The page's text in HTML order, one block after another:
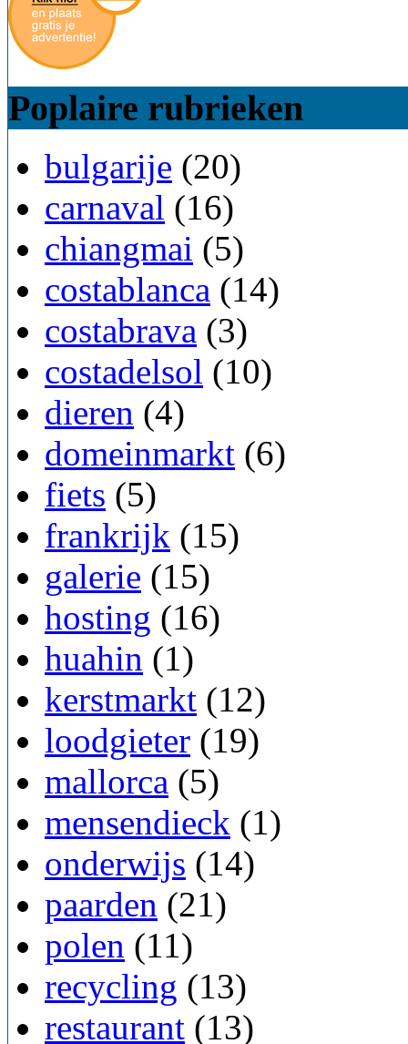
Poplaire rubrieken
bulgarije (20)
carnaval (16)
chiangmai (5)
costablanca (14)
costabrava (3)
costadelsol (10)
dieren (4)
domeinmarkt (6)
fiets (5)
frankrijk (15)
galerie (15)
hosting (16)
huahin (1)
kerstmarkt (12)
loodgieter (19)
mallorca (5)
mensendieck (1)
onderwijs (14)
paarden (21)
polen (11)
recycling (13)
restaurant (13)